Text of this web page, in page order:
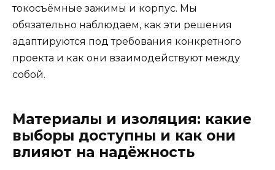
токосъёмные зажимы и корпус. Мы
обязательно наблюдаем, как эти решения
адаптируются под требования конкретного
проекта и как они взаимодействуют между
собой.
Материалы и изоляция: какие
выборы доступны и как они
влияют на надёжность